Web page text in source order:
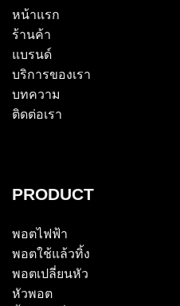
หน้าแรก
ร้านค้า
แบรนด์
บริการของเรา
บทความ
ติดต่อเรา
PRODUCT
พอตไฟฟ้า
พอตใช้แล้วทิ้ง
พอตเปลี่ยนหัว
หัวพอต